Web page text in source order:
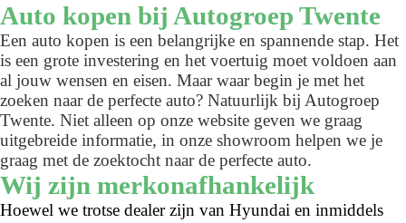
Auto kopen bij Autogroep Twente
Een auto kopen is een belangrijke en spannende stap. Het
is een grote investering en het voertuig moet voldoen aan
al jouw wensen en eisen. Maar waar begin je met het
zoeken naar de perfecte auto? Natuurlijk bij Autogroep
Twente. Niet alleen op onze website geven we graag
uitgebreide informatie, in onze showroom helpen we je
graag met de zoektocht naar de perfecte auto.
Wij zijn merkonafhankelijk
Hoewel we trotse dealer zijn van Hyundai en inmiddels